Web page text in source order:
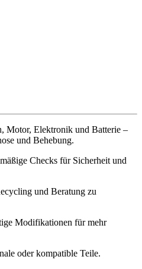
Motor, Elektronik und Batterie –
und Behebung.
Checks für Sicherheit und
und Beratung zu
Modifikationen für mehr
oder kompatible Teile.